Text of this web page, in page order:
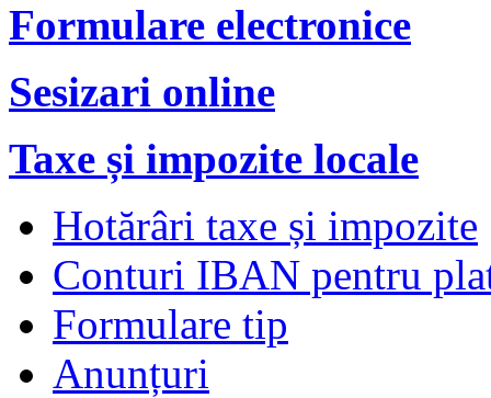
Formulare electronice
Sesizari online
Taxe și impozite locale
Hotărâri taxe și impozite
Conturi IBAN pentru
Formulare tip
Anunțuri